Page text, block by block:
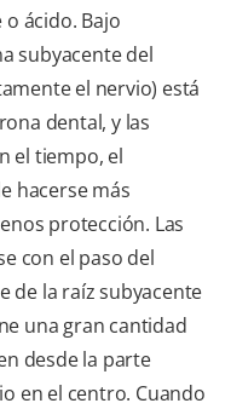
ácido. Bajo
subyacente del
el nervio) está
dental, y las
el tiempo, el
hacerse más
protección. Las
con el paso del
de la raíz subyacente
una gran cantidad
desde la parte
en el centro. Cuando